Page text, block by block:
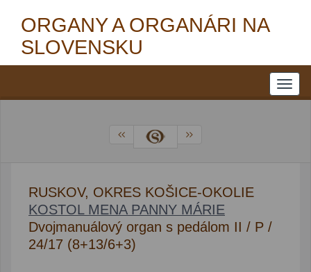
ORGANY A ORGANÁRI NA
SLOVENSKU
RUSKOV, OKRES KOŠICE-OKOLIE
KOSTOL MENA PANNY MÁRIE
Dvojmanuálový organ s pedálom II / P /
24/17 (8+13/6+3)